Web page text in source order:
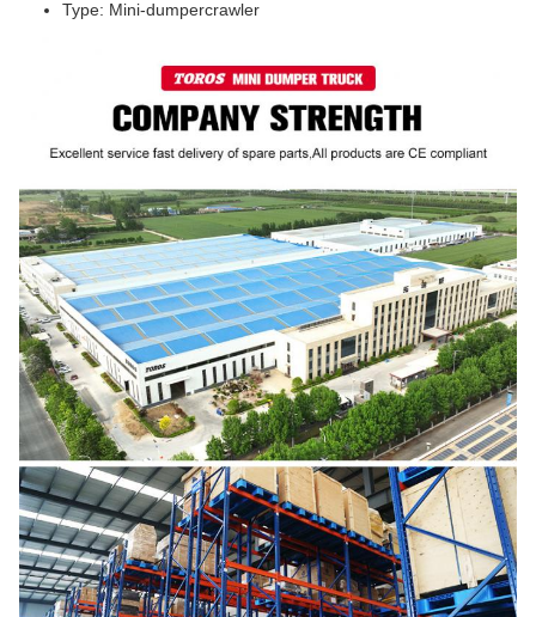
Type: Mini-dumpercrawler